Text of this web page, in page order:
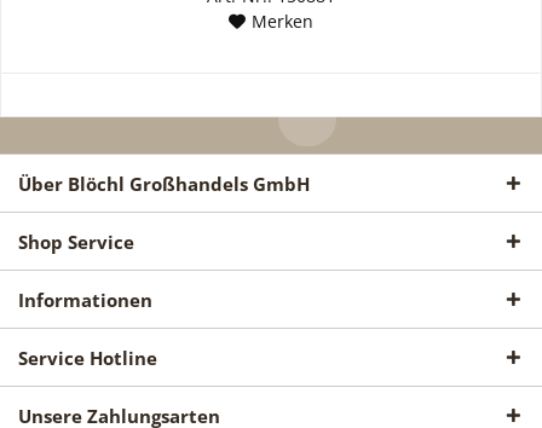
Merken
Über Blöchl Großhandels GmbH
Shop Service
Informationen
Service Hotline
Unsere Zahlungsarten